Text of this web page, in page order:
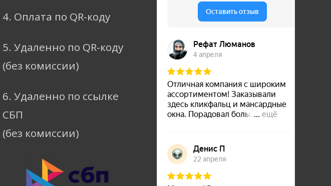
4. Оплата по QR-коду
5. Удаленно по QR-коду
(без комиссии)
6. Удаленно по ссылке
СБП
(без комиссии)